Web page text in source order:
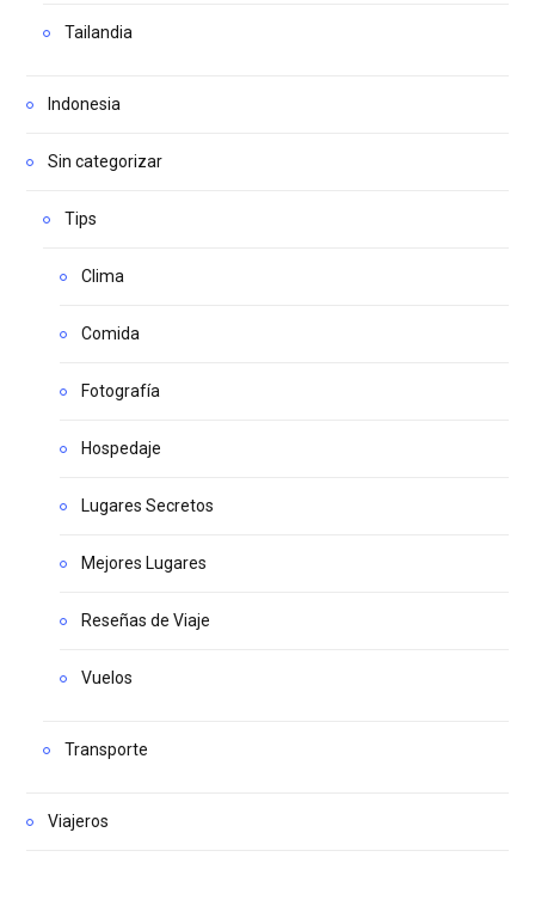
Tailandia
Indonesia
Sin categorizar
Tips
Clima
Comida
Fotografía
Hospedaje
Lugares Secretos
Mejores Lugares
Reseñas de Viaje
Vuelos
Transporte
Viajeros